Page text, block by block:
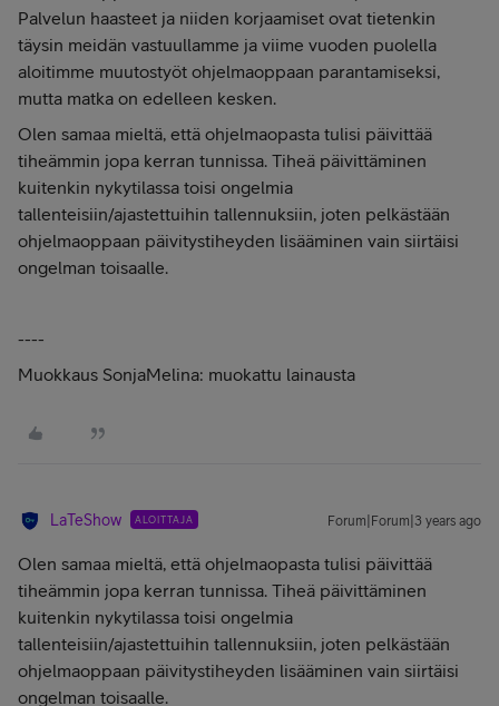
Palvelun haasteet ja niiden korjaamiset ovat tietenkin
täysin meidän vastuullamme ja viime vuoden puolella
aloitimme muutostyöt ohjelmaoppaan parantamiseksi,
mutta matka on edelleen kesken.
Olen samaa mieltä, että ohjelmaopasta tulisi päivittää
tiheämmin jopa kerran tunnissa. Tiheä päivittäminen
kuitenkin nykytilassa toisi ongelmia
tallenteisiin/ajastettuihin tallennuksiin, joten pelkästään
ohjelmaoppaan päivitystiheyden lisääminen vain siirtäisi
ongelman toisaalle.
----
Muokkaus SonjaMelina: muokattu lainausta
LaTeShow ALOITTAJA Forum|Forum|3 years ago
Olen samaa mieltä, että ohjelmaopasta tulisi päivittää
tiheämmin jopa kerran tunnissa. Tiheä päivittäminen
kuitenkin nykytilassa toisi ongelmia
tallenteisiin/ajastettuihin tallennuksiin, joten pelkästään
ohjelmaoppaan päivitystiheyden lisääminen vain siirtäisi
ongelman toisaalle.